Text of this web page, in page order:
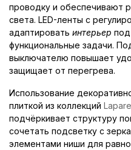
проводку и обеспечивают
света. LED-ленты с
адаптировать интерьер
функциональные задачи.
выключателю повышает
защищает от перегрева.
Использование
плиткой из коллекций
подчёркивает структуру
сочетать подсветку с
элементами ниши для